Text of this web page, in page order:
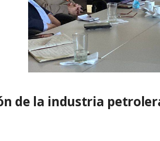
de la industria